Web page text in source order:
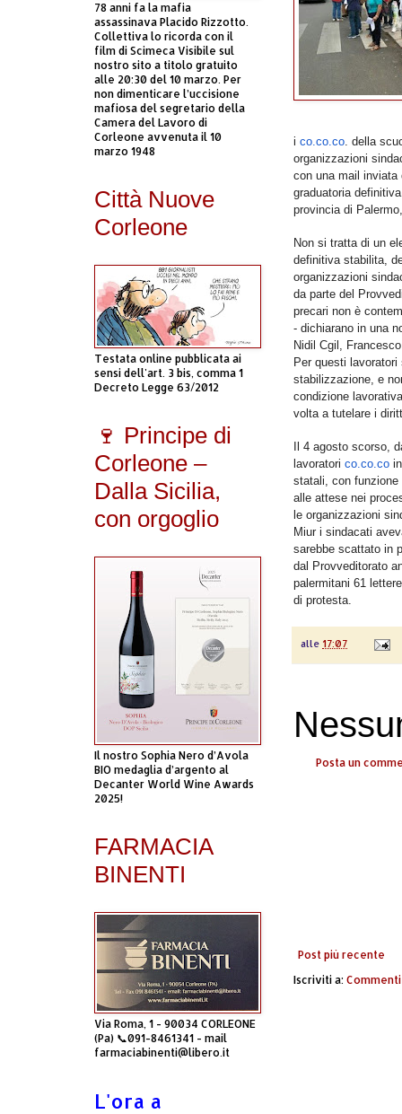
i co.co.co. della
organizzazioni
con una mail
graduatoria
provincia di
Non si tratta di un
definitiva stabilita,
organizzazioni
da parte del
precari non è
- dichiarano in una
Nidil Cgil,
Per questi
stabilizzazione, e
condizione
volta a tutelare i
Il 4 agosto scorso,
lavoratori co.co.co
statali, con
alle attese nei
le organizzazioni
Miur i sindacati
sarebbe scattato in
dal Provveditorato
palermitani 61
di protesta.
alle 17:07
Posta un
Post più recente
Iscriviti a:
78 anni fa la mafia
assassinava Placido Rizzotto.
Collettiva lo ricorda con il
film di Scimeca Visibile sul
nostro sito a titolo gratuito
alle 20:30 del 10 marzo. Per
non dimenticare l’uccisione
mafiosa del segretario della
Camera del Lavoro di
Corleone avvenuta il 10
marzo 1948
Città Nuove
Corleone
Testata online pubblicata ai
sensi dell'art. 3 bis, comma 1
Decreto Legge 63/2012
🍷 Principe di
Corleone –
Dalla Sicilia,
con orgoglio
Il nostro Sophia Nero d’Avola
BIO medaglia d’argento al
Decanter World Wine Awards
2025!
FARMACIA
BINENTI
Via Roma, 1 - 90034 CORLEONE
(Pa) 📞091-8461341 - mail
farmaciabinenti@libero.it
L'ora a